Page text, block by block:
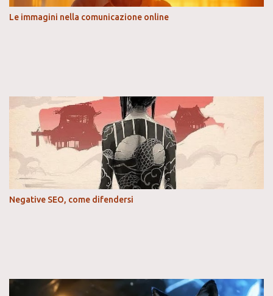
Le immagini nella comunicazione online
Negative SEO, come difendersi